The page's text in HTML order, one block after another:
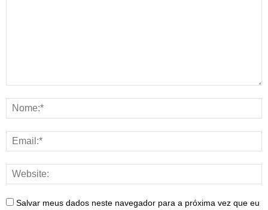
Salvar meus dados neste navegador para a próxima vez que eu